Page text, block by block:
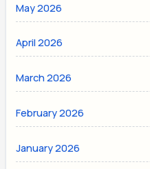
May 2026
April 2026
March 2026
February 2026
January 2026